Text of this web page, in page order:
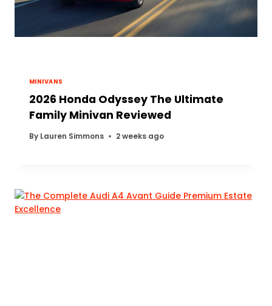
MINIVANS
2026 Honda Odyssey The Ultimate
Family Minivan Reviewed
By Lauren Simmons 2 weeks ago